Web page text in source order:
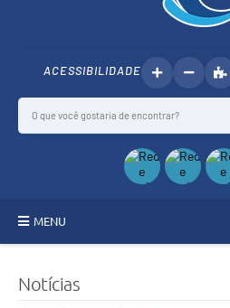
ACESSIBILIDADE
MENU
Notícias